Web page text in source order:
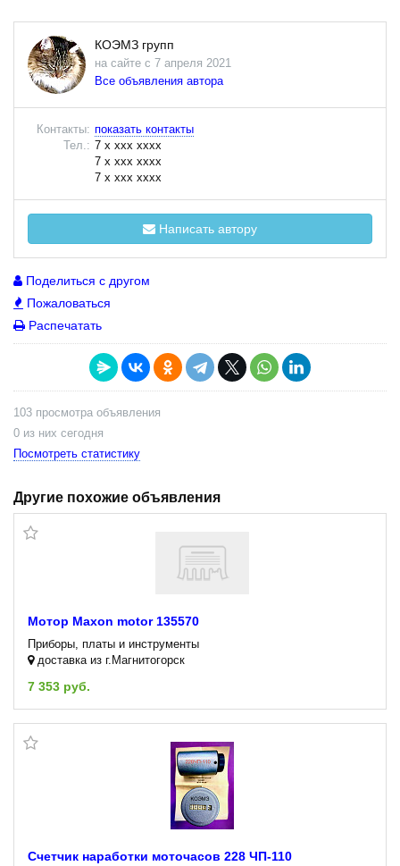
КОЭМЗ групп
на сайте с 7 апреля 2021
Все объявления автора
Контакты: показать контакты
Тел.: 7 x xxx xxxx
7 x xxx xxxx
7 x xxx xxxx
Написать автору
Поделиться с другом
Пожаловаться
Распечатать
103 просмотра объявления
0 из них сегодня
Посмотреть статистику
Другие похожие объявления
Мотор Maxon motor 135570
Приборы, платы и инструменты
доставка из г.Магнитогорск
7 353 руб.
Счетчик наработки моточасов 228 ЧП-110